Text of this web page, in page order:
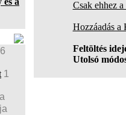
1
Csak ehhez
Hozzáadás
Feltöltés
Utolsó